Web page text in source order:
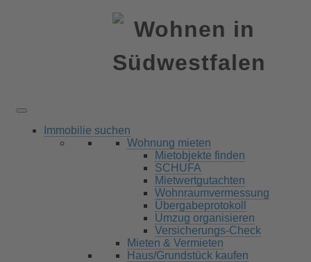
Immobilie suchen
Wohnung mieten
Mietobjekte finden
SCHUFA
Mietwertgutachten
Wohnraumvermessung
Übergabeprotokoll
Umzug organisieren
Versicherungs-Check
Mieten & Vermieten
Haus/Grundstück kaufen